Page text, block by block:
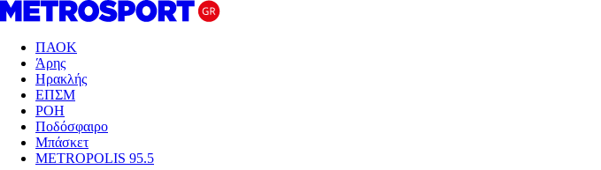
ΠΑΟΚ
Άρης
Ηρακλής
ΕΠΣΜ
ΡΟΗ
Ποδόσφαιρο
Μπάσκετ
METROPOLIS 95.5